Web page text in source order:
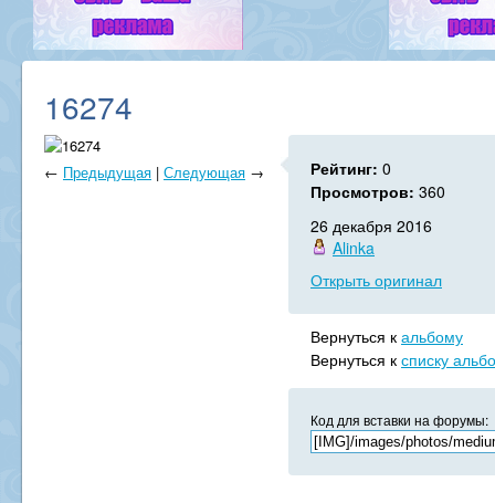
16274
← Предыдущая | Следующая → Рейтинг: 0
Просмотров: 360
26 декабря 2016
Alinka
Открыть оригинал
Вернуться к альбому
Вернуться к списку
Код для вставки на форумы: